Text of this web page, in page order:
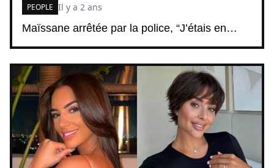
Maïssane arrêtée par la police, “J’étais en…
PEOPLE Il y a 2 ans